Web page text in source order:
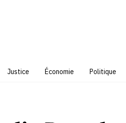
Justice Économie Politique